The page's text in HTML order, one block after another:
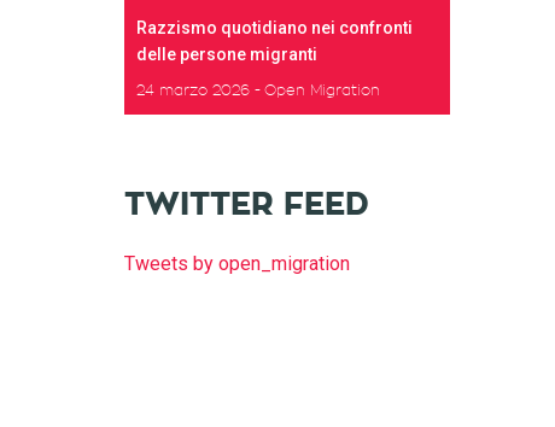
Razzismo quotidiano nei confronti
delle persone migranti
24 marzo 2026 Open Migration
TWITTER FEED
Tweets by open_migration